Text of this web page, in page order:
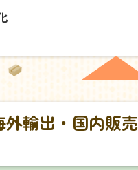
外輸出・国内販売